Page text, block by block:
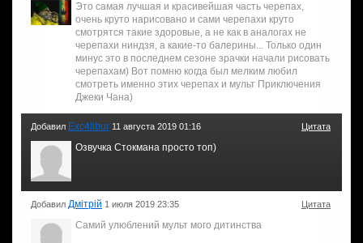
Это самая лучшая и красивейшая часть черепах,
очень круто нарисовано и сами черепахи круто
смотрятся такие здоровые, а не как в аналогах не
черепахи ниндзя, а какие-то балерины... Только один
минус это в последнем сезоне зрачки начали рисовать
черепахам) Вот помню когда был мелким любил
смотреть именно этих черепах и мульт Приключения
Джеки Чана)
Добавил Exc4libur 11 августа 2019 01:16 Цитата
Озвучка Стокмана просто топ)
Добавил Дмітрій 1 июля 2019 23:35 Цитата
Самий улюблений мульт мого дитинства